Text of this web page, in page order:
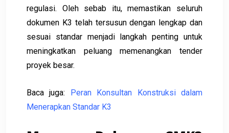
regulasi. Oleh sebab itu, memastikan seluruh
dokumen K3 telah tersusun dengan lengkap dan
sesuai standar menjadi langkah penting untuk
meningkatkan peluang memenangkan tender
proyek besar.
Baca juga:
Peran Konsultan Konstruksi dalam
Menerapkan Standar K3